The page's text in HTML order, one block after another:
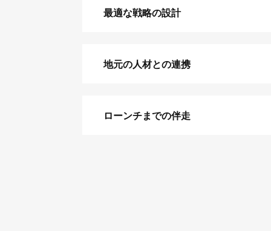
最適な戦略の設計
地元の人材との連携
ローンチまでの伴走